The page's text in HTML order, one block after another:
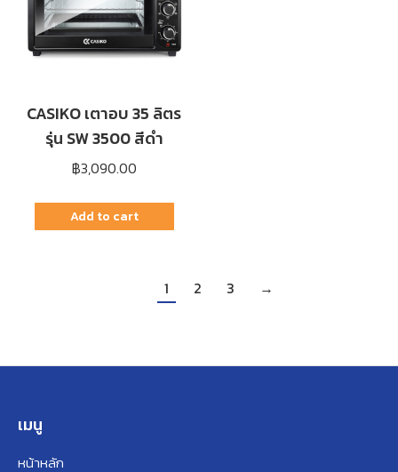
CASIKO เตาอบ 35 ลิตร
รุ่น SW 3500 สีดำ
฿3,090.00
Add to cart
1 2 3 →
เมนู
หน้าหลัก